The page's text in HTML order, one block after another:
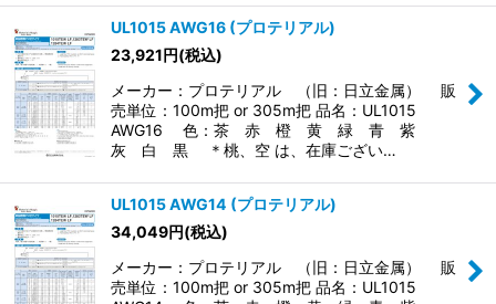
UL1015 AWG16 (プロテリアル)
23,921円(税込)
メーカー：プロテリアル （旧：日立金属） 販
売単位：100m把 or 305m把 品名：UL1015
AWG16 色：茶 赤 橙 黄 緑 青 紫
灰 白 黒 ＊桃、空 は、在庫ござい…
UL1015 AWG14 (プロテリアル)
34,049円(税込)
メーカー：プロテリアル （旧：日立金属） 販
売単位：100m把 or 305m把 品名：UL1015